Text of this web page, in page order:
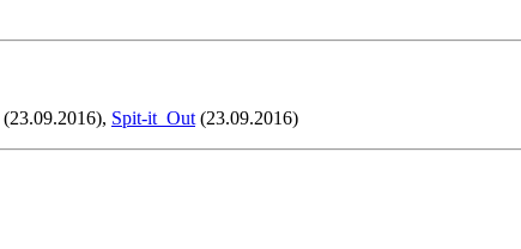
(23.09.2016), Spit-it_Out(23.09.2016)